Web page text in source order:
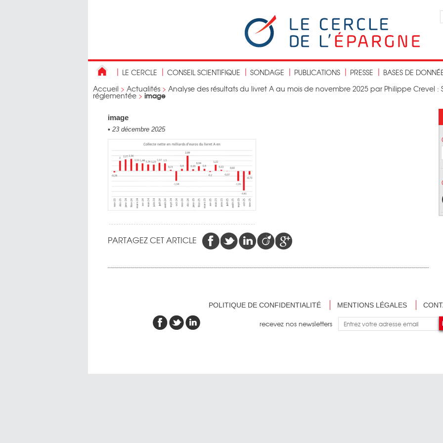
LE CERCLE CONSEIL SCIENTIFIQUE SONDAGE PUBLICATIONS PRESSE
BASES DE
Accueil > Actualités > Analyse des résultats du livret A au mois de novembre 2025 par Philippe Crevel :
réglementée > image
image
• 23 décembre 2025
PARTAGEZ CET ARTICLE
POLITIQUE DE CONFIDENTIALITÉ MENTIONS LÉGALES
recevez nos newsletters